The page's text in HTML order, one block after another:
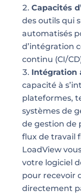
Capacités
des outils qui
automatisés
d’intégration
continu (CI/
Intégration
capacité à
plateformes,
systèmes de
de gestion de
flux de travail
LoadView
votre logiciel
pour recevoir
directement